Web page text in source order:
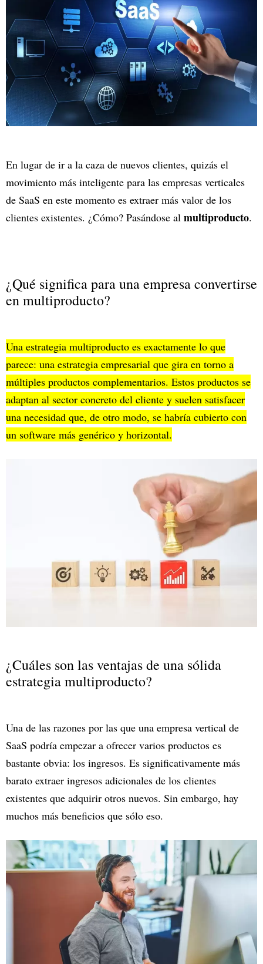
En lugar de ir a la caza de nuevos clientes, quizás el
movimiento más inteligente para las empresas verticales
de SaaS en este momento es extraer más valor de los
clientes existentes. ¿Cómo? Pasándose al multiproducto.
¿Qué significa para una empresa convertirse
en multiproducto?
Una estrategia multiproducto es exactamente lo que
parece: una estrategia empresarial que gira en torno a
múltiples productos complementarios. Estos productos se
adaptan al sector concreto del cliente y suelen satisfacer
una necesidad que, de otro modo, se habría cubierto con
un software más genérico y horizontal.
¿Cuáles son las ventajas de una sólida
estrategia multiproducto?
Una de las razones por las que una empresa vertical de
SaaS podría empezar a ofrecer varios productos es
bastante obvia: los ingresos. Es significativamente más
barato extraer ingresos adicionales de los clientes
existentes que adquirir otros nuevos. Sin embargo, hay
muchos más beneficios que sólo eso.